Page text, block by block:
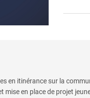
en itinérance sur la
mise en place de projet